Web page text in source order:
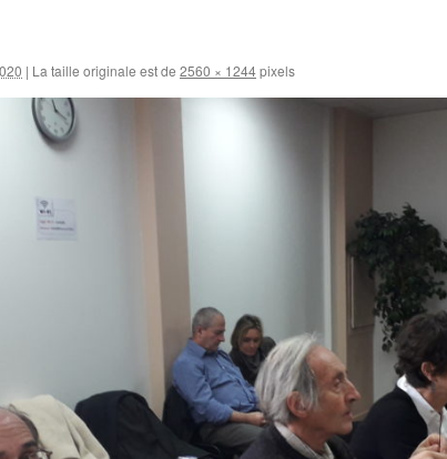
| La taille originale est de 2560 × 1244pixels